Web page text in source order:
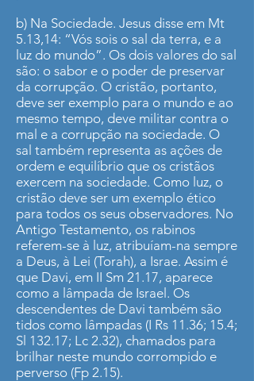
b) Na Sociedade. Jesus disse em Mt
5.13,14: “Vós sois o sal da terra, e a
luz do mundo”. Os dois valores do sal
são: o sabor e o poder de preservar
da corrupção. O cristão, portanto,
deve ser exemplo para o mundo e ao
mesmo tempo, deve militar contra o
mal e a corrupção na sociedade. O
sal também representa as ações de
ordem e equilíbrio que os cristãos
exercem na sociedade. Como luz, o
cristão deve ser um exemplo ético
para todos os seus observadores. No
Antigo Testamento, os rabinos
referem-se à luz, atribuíam-na sempre
a Deus, à Lei (Torah), a Israe. Assim é
que Davi, em II Sm 21.17, aparece
como a lâmpada de Israel. Os
descendentes de Davi também são
tidos como lâmpadas (I Rs 11.36; 15.4;
Sl 132.17; Lc 2.32), chamados para
brilhar neste mundo corrompido e
perverso (Fp 2.15).